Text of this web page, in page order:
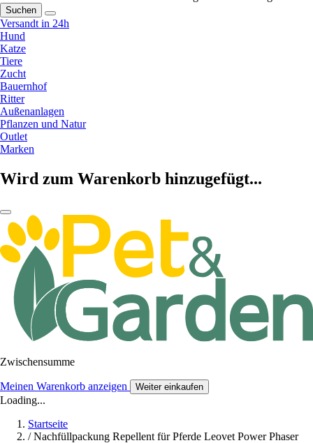
Suchen
Versandt in 24h
Hund
Katze
Tiere
Zucht
Bauernhof
Ritter
Außenanlagen
Pflanzen und Natur
Outlet
Marken
Wird zum Warenkorb hinzugefügt...
Zwischensumme
Meinen Warenkorb anzeigen Weiter einkaufen
Loading...
Startseite
/ Nachfüllpackung Repellent für Pferde Leovet Power Phaser